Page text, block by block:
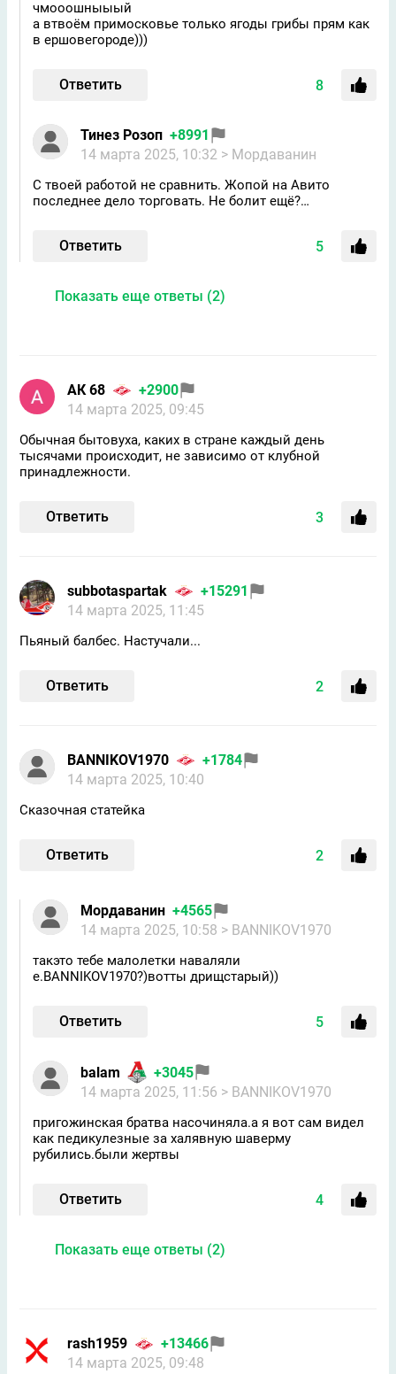
чмооошныыый
а втвоём примосковье только ягоды грибы прям как
в ершовегороде)))
Ответить 8
Тинез Розоп +8991
14 марта 2025, 10:32 > Мордаванин
С твоей работой не сравнить. Жопой на Авито
последнее дело торговать. Не болит ещё?…
Ответить 5
Показать еще ответы (2)
АК 68
+2900
14 марта 2025, 09:45
Обычная бытовуха, каких в стране каждый день
тысячами происходит, не зависимо от клубной
принадлежности.
Ответить 3
subbotaspartak
+15291
14 марта 2025, 11:45
Пьяный балбес. Настучали...
Ответить 2
BANNIKOV1970
+1784
14 марта 2025, 10:40
Сказочная статейка
Ответить 2
Мордаванин +4565
14 марта 2025, 10:58 > BANNIKOV1970
такэто тебе малолетки наваляли
е.BANNIKOV1970?)вотты дрищстарый))
Ответить 5
balam
+3045
14 марта 2025, 11:56 > BANNIKOV1970
пригожинская братва насочиняла.а я вот сам видел
как педикулезные за халявную шаверму
рубились.были жертвы
Ответить 4
Показать еще ответы (2)
rash1959
+13466
14 марта 2025, 09:48